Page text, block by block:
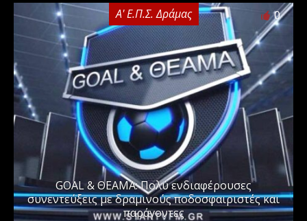
Α' Ε.Π.Σ. Δράμας 0
GOAL & ΘΕΑΜΑ: Πολύ ενδιαφέρουσες
συνεντεύξεις με δραμινούς ποδοσφαιριστές και
παράγοντες